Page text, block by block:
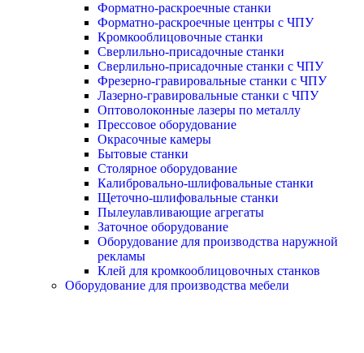
Форматно-раскроечные станки
Форматно-раскроечные центры с ЧПУ
Кромкооблицовочные станки
Сверлильно-присадочные станки
Сверлильно-присадочные станки с ЧПУ
Фрезерно-гравировальные станки с ЧПУ
Лазерно-гравировальные станки с ЧПУ
Оптоволоконные лазеры по металлу
Прессовое оборудование
Окрасочные камеры
Бытовые станки
Столярное оборудование
Калибровально-шлифовальные станки
Щеточно-шлифовальные станки
Пылеулавливающие агрегаты
Заточное оборудование
Оборудование для производства наружной
рекламы
Клей для кромкооблицовочных станков
Оборудование для производства мебели